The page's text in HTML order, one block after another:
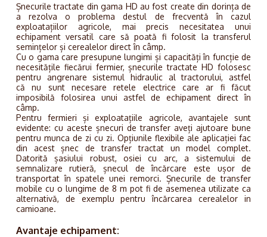
Șnecurile tractate din gama HD au fost create din dorința de
a rezolva o problema destul de frecventă în cazul
exploatațiilor agricole, mai precis necesitatea unui
echipament versatil care să poată fi folosit la transferul
semințelor și cerealelor direct în câmp.
Cu o gama care presupune lungimi și capacități în funcție de
necesitățile fiecărui fermier, șnecurile tractate HD folosesc
pentru angrenare sistemul hidraulic al tractorului, astfel
că nu sunt necesare retele electrice care ar fi făcut
imposibilă folosirea unui astfel de echipament direct în
câmp.
Pentru fermieri și exploatațiile agricole, avantajele sunt
evidente: cu aceste șnecuri de transfer aveți ajutoare bune
pentru munca de zi cu zi. Opțiunile flexibile ale aplicației fac
din acest șnec de transfer tractat un model complet.
Datorită șasiului robust, osiei cu arc, a sistemului de
semnalizare rutieră, șnecul de încărcare este ușor de
transportat în spatele unei remorci. Șnecurile de transfer
mobile cu o lungime de 8 m pot fi de asemenea utilizate ca
alternativă, de exemplu pentru încărcarea cerealelor in
camioane.
Avantaje echipament: